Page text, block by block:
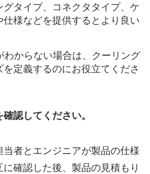
タイプ、コネクタタイプ、ケ
様などを提供するとより良い
わからない場合は、クーリング
を定義するのにお役立てくださ
認してください。
者とエンジニアが製品の仕様
確認した後、製品の見積もり